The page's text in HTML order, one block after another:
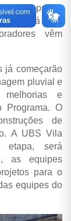
não provar
que já vem
vêm
já começarão
pluvial e
melhorias e
Programa. O
de
A UBS Vila
etapa, será
as equipes
para o
equipes do